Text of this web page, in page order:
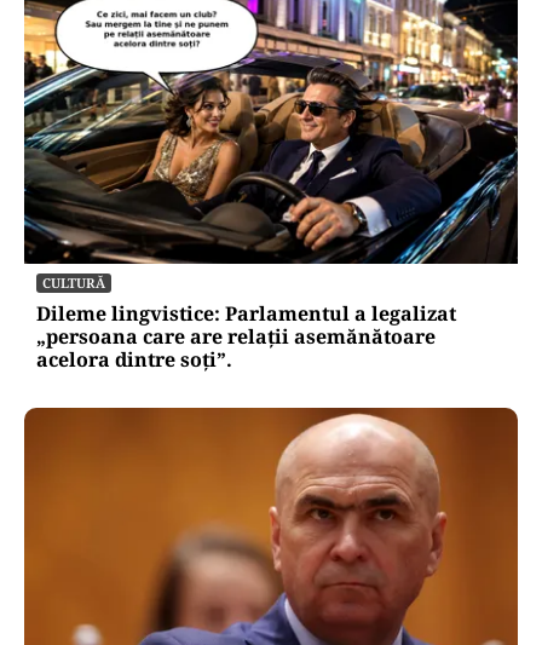
CULTURĂ
Dileme lingvistice: Parlamentul a legalizat
„persoana care are relații asemănătoare
acelora dintre soți”.